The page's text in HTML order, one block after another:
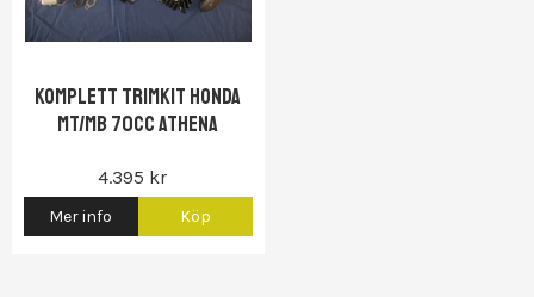
Komplett trimkit Honda
Mt/Mb 70cc Athena
4.395 kr
Mer info Köp